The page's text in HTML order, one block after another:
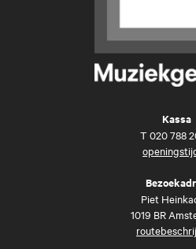
Kassa
T 020 788
Piet
1019 BR